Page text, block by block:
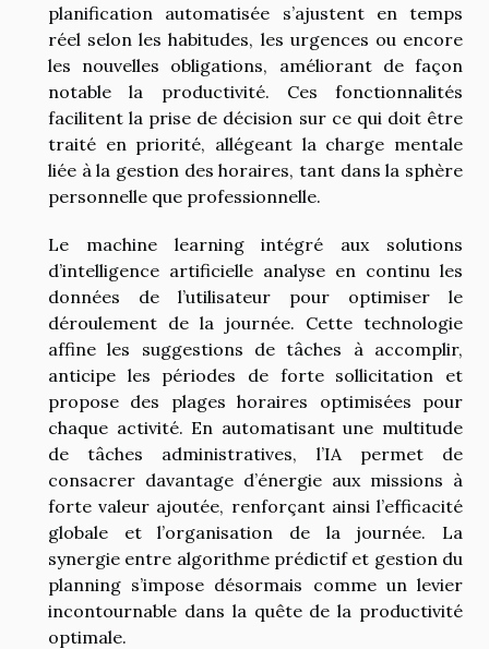
planification automatisée s’ajustent en temps
réel selon les habitudes, les urgences ou encore
les nouvelles obligations, améliorant de façon
notable la productivité. Ces fonctionnalités
facilitent la prise de décision sur ce qui doit être
traité en priorité, allégeant la charge mentale
liée à la gestion des horaires, tant dans la sphère
personnelle que professionnelle.
Le machine learning intégré aux solutions
d’intelligence artificielle analyse en continu les
données de l’utilisateur pour optimiser le
déroulement de la journée. Cette technologie
affine les suggestions de tâches à accomplir,
anticipe les périodes de forte sollicitation et
propose des plages horaires optimisées pour
chaque activité. En automatisant une multitude
de tâches administratives, l’IA permet de
consacrer davantage d’énergie aux missions à
forte valeur ajoutée, renforçant ainsi l’efficacité
globale et l’organisation de la journée. La
synergie entre algorithme prédictif et gestion du
planning s’impose désormais comme un levier
incontournable dans la quête de la productivité
optimale.